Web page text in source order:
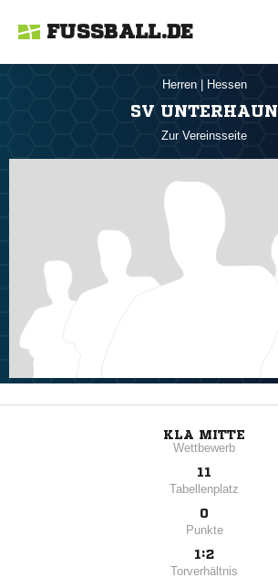
FUSSBALL.DE
Herren Hessen
SV UNTERHAUN
Zur Vereinsseite
KLA MITTE
Wettbewerb
11
Tabellenplatz
0
Punkte
1:2
Torverhältnis